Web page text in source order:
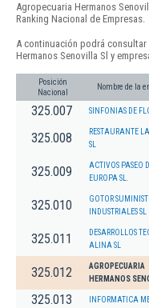
Agropecuaria Hermanos
Ranking Nacional de Empresas.
A continuación podrá
Hermanos Senovilla Sl y
Posición
Nacional
Nombre de la
325.007 SINFONIAS DE
325.008
RESTAURANTE
SL
325.009
ACTIVOS PASEO
EUROPA SL.
325.010
GOTOR
INDUSTRIALES SL
325.011
DESARROLLOS
ALINA SL
325.012
AGROPECUARIA
HERMANOS
325.013 INFORMATICA